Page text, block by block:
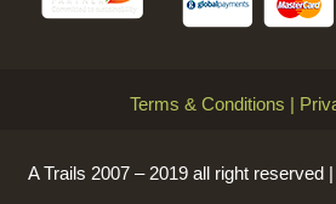
Terms & Conditions |
A Trails 2007 – 2019 all right reserved |